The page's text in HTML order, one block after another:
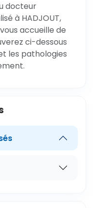
docteur
à HADJOUT,
accueille de
ci-dessous
les pathologies